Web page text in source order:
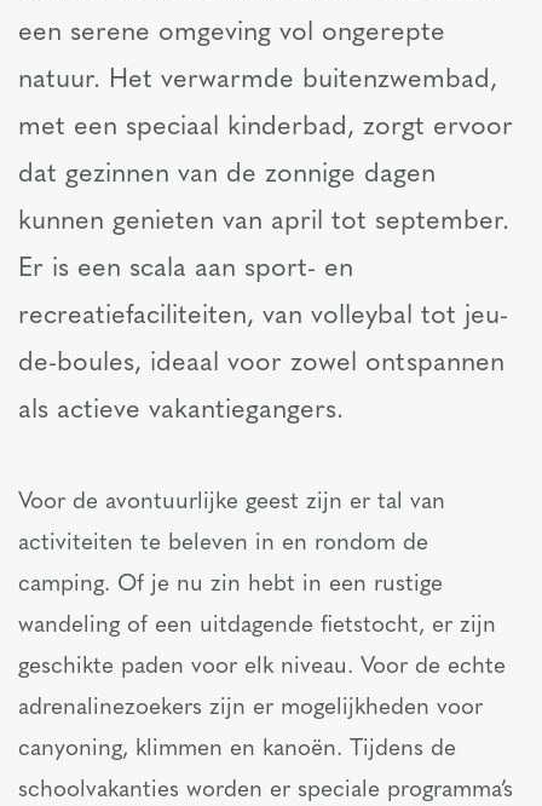
een serene omgeving vol ongerepte
natuur. Het verwarmde buitenzwembad,
met een speciaal kinderbad, zorgt ervoor
dat gezinnen van de zonnige dagen
kunnen genieten van april tot september.
Er is een scala aan sport- en
recreatiefaciliteiten, van volleybal tot jeu-
de-boules, ideaal voor zowel ontspannen
als actieve vakantiegangers.
Voor de avontuurlijke geest zijn er tal van
activiteiten te beleven in en rondom de
camping. Of je nu zin hebt in een rustige
wandeling of een uitdagende fietstocht, er zijn
geschikte paden voor elk niveau. Voor de echte
adrenalinezoekers zijn er mogelijkheden voor
canyoning, klimmen en kanoën. Tijdens de
schoolvakanties worden er speciale programma’s